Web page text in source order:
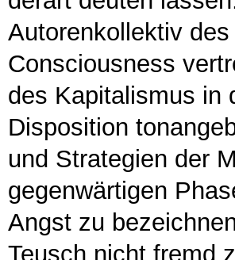
Autorenkollektiv
Consciousness
des Kapitalismus in
Disposition
und Strategien der
gegenwärtigen
Angst zu
Teusch nicht fremd